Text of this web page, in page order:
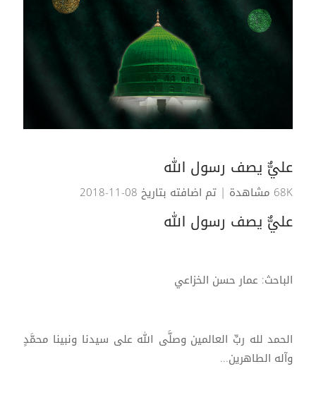
عليٌّ يصف رسول الله
68K مشاهدة | تم اضافته بتاريخ 08-11-2018
عليٌّ يصف رسول الله
الباحث: عمار حسن الخزاعي
الحمد لله ربِّ العالمين وصلَّى الله على سيدنا ونبينا محمَّدٍ
وآله الطاهرين...